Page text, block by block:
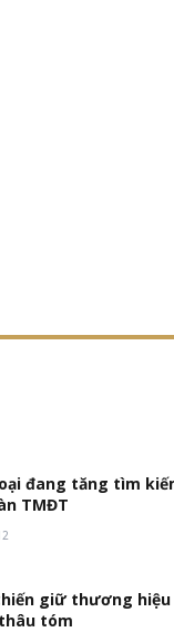
đang tăng tìm
TMĐT
giữ thương hiệu
tóm